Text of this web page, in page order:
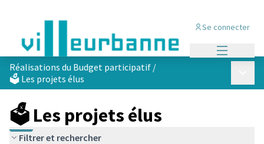
Se connecter
Réalisations du Budget participatif /
🗳️ Les projets élus
🗳️ Les projets élus
Filtrer et rechercher